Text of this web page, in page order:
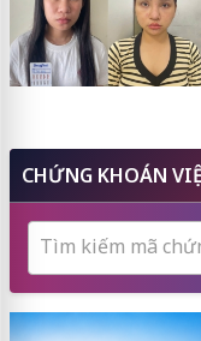
CHỨNG KHOÁN
Tìm kiếm mã